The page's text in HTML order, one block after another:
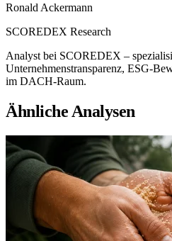
Ronald Ackermann
SCOREDEX Research
Analyst bei SCOREDEX –
Unternehmenstransparenz, ESG-
im DACH-Raum.
Ähnliche Analysen